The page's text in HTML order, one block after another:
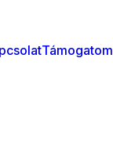
Támogatom